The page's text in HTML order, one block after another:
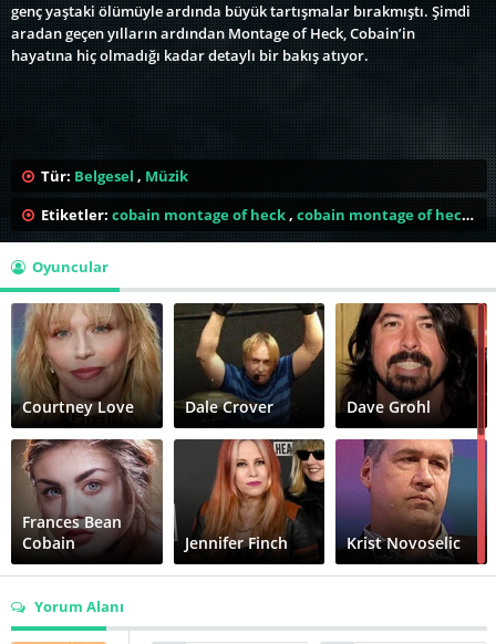
genç yaştaki ölümüyle ardında büyük tartışmalar bırakmıştı. Şimdi
aradan geçen yılların ardından Montage of Heck, Cobain’in
hayatına hiç olmadığı kadar detaylı bir bakış atıyor.
Tür: Belgesel , Müzik
Etiketler: cobain montage of heck, cobain montage of heck (2015)
Oyuncular
Courtney Love Dale Crover Dave Grohl
Frances Bean
Cobain
Jennifer Finch Krist Novoselic
Yorum Alanı